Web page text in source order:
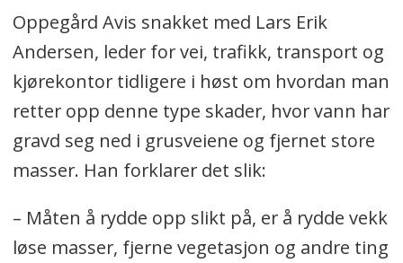
Oppegård Avis snakket med Lars Erik
Andersen, leder for vei, trafikk, transport og
kjørekontor tidligere i høst om hvordan man
retter opp denne type skader, hvor vann har
gravd seg ned i grusveiene og fjernet store
masser. Han forklarer det slik:
– Måten å rydde opp slikt på, er å rydde vekk
løse masser, fjerne vegetasjon og andre ting